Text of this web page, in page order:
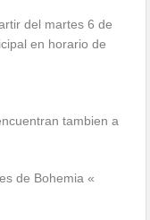
del martes 6 de
en horario de
tambien a
de Bohemia «